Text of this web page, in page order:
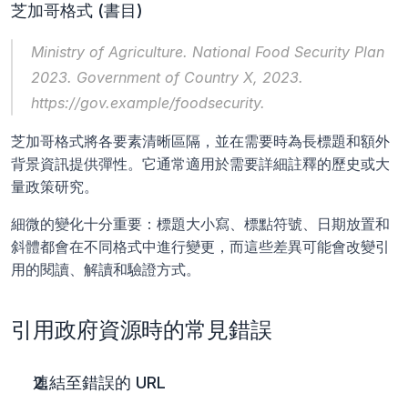
芝加哥格式 (書目)
Ministry of Agriculture. National Food Security Plan
2023. Government of Country X, 2023.
https://gov.example/foodsecurity.
芝加哥格式將各要素清晰區隔，並在需要時為長標題和額外
背景資訊提供彈性。它通常適用於需要詳細註釋的歷史或大
量政策研究。
細微的變化十分重要：標題大小寫、標點符號、日期放置和
斜體都會在不同格式中進行變更，而這些差異可能會改變引
用的閱讀、解讀和驗證方式。
引用政府資源時的常見錯誤
連結至錯誤的 URL